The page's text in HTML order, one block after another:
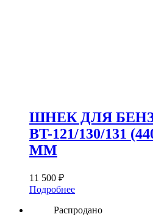
ШНЕК ДЛЯ
BT-121/130/131
ММ
11 500 ₽
Подробнее
Распродано